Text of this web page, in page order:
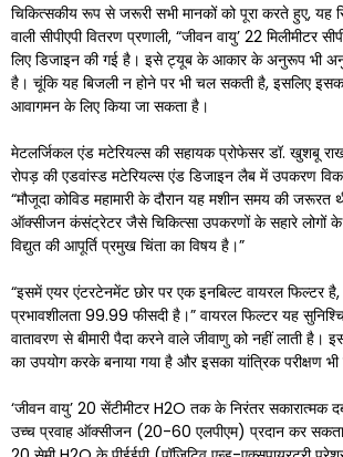
चिकित्सकीय रूप से जरूरी सभी मानकों को पूरा करते हुए, यह
वाली सीपीएपी वितरण प्रणाली, “जीवन वायु’ 22 मिलीमीटर
लिए डिजाइन की गई है। इसे ट्यूब के आकार के अनुरूप भी
है। चूंकि यह बिजली न होने पर भी चल सकती है, इसलिए
आवागमन के लिए किया जा सकता है।
मेटलर्जिकल एंड मटेरियल्स की सहायक प्रोफेसर डॉ. खुशबू
रोपड़ की एडवांस्ड मटेरियल्स एंड डिजाइन लैब में उपकरण
“मौजूदा कोविड महामारी के दौरान यह मशीन समय की
ऑक्सीजन कंसंट्रेटर जैसे चिकित्सा उपकरणों के सहारे लोगों
विद्युत की आपूर्ति प्रमुख चिंता का विषय है।”
“इसमें एयर एंटरटेनमेंट छोर पर एक इनबिल्ट वायरल फिल्टर
प्रभावशीलता 99.99 फीसदी है।” वायरल फिल्टर यह
वातावरण से बीमारी पैदा करने वाले जीवाणु को नहीं लाती है।
का उपयोग करके बनाया गया है और इसका यांत्रिक परीक्षण भी
‘जीवन वायु’ 20 सेंटीमीटर H2O तक के निरंतर सकारात्मक
उच्च प्रवाह ऑक्सीजन (20-60 एलपीएम) प्रदान कर